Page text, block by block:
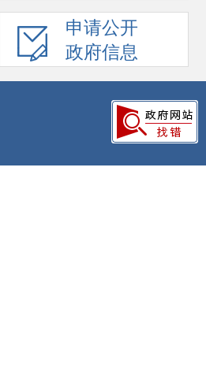
申请公开
政府信息